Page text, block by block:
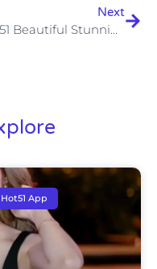
Next
Hot51 Beautiful Stunning Livestream Số 1 Việt Nam
App